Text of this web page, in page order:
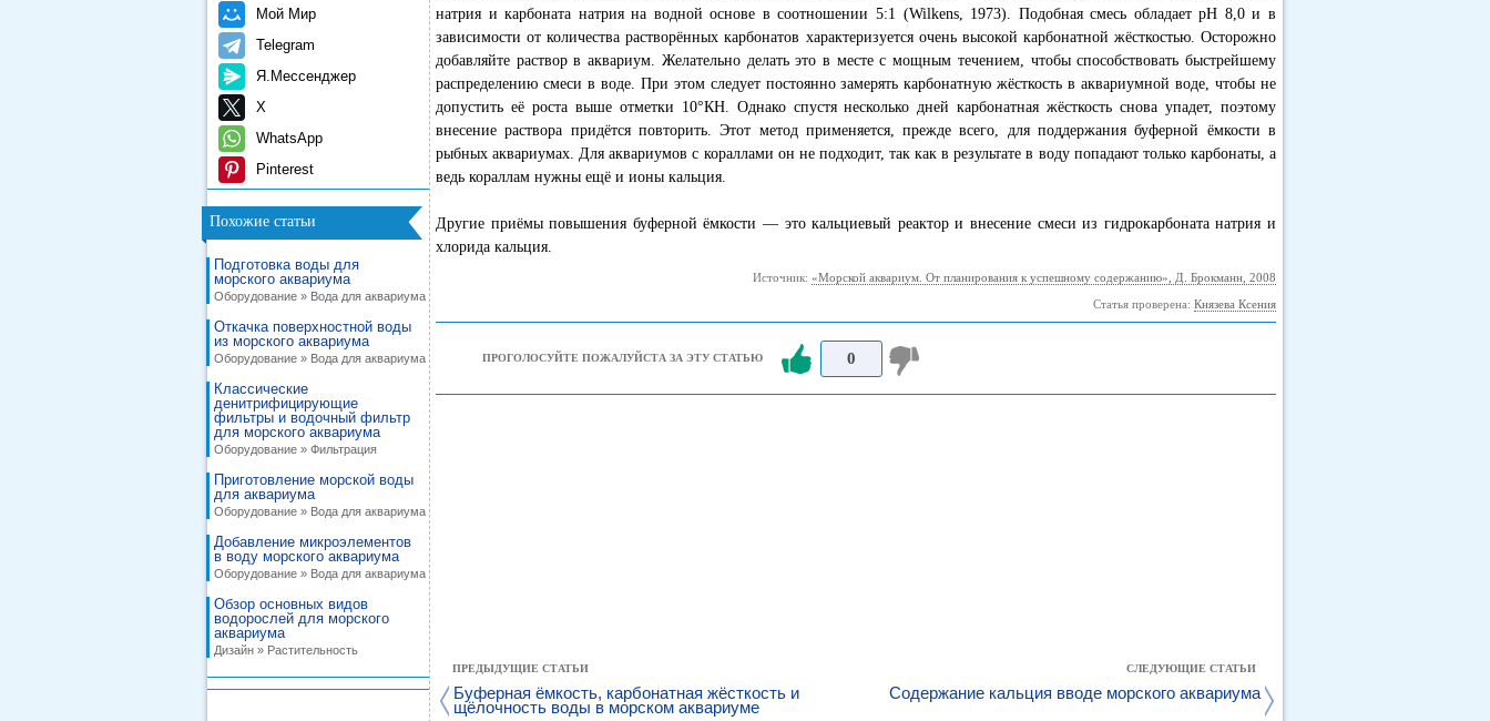
Мой Мир
Telegram
Я.Мессенджер
X
WhatsApp
Pinterest
Похожие статьи
Подготовка воды для
морского аквариума
Оборудование » Вода для аквариума
Откачка поверхностной воды
из морского аквариума
Оборудование » Вода для аквариума
Классические
денитрифицирующие
фильтры и водочный фильтр
для морского аквариума
Оборудование » Фильтрация
Приготовление морской воды
для аквариума
Оборудование » Вода для аквариума
Добавление микроэлементов
в воду морского аквариума
Оборудование » Вода для аквариума
Обзор основных видов
водорослей для морского
аквариума
Дизайн » Растительность
натрия и карбоната натрия на водной основе в соотношении 5:1 (Wilkens, 1973). Подобная смесь обладает pH 8,0 и в
зависимости от количества растворённых карбонатов характеризуется очень высокой карбонатной жёсткостью. Осторожно
добавляйте раствор в аквариум. Желательно делать это в месте с мощным течением, чтобы способствовать быстрейшему
распределению смеси в воде. При этом следует постоянно замерять карбонатную жёсткость в аквариумной воде, чтобы не
допустить её роста выше отметки 10°КН. Однако спустя несколько дней карбонатная жёсткость снова упадет, поэтому
внесение раствора придётся повторить. Этот метод применяется, прежде всего, для поддержания буферной ёмкости в
рыбных аквариумах. Для аквариумов с кораллами он не подходит, так как в результате в воду попадают только карбонаты, а
ведь кораллам нужны ещё и ионы кальция.
Другие приёмы повышения буферной ёмкости — это кальциевый реактор и внесение смеси из гидрокарбоната натрия и
хлорида кальция.
Источник: «Морской аквариум. От планирования к успешному содержанию», Д. Брокманн, 2008
Статья проверена: Князева Ксения
ПРОГОЛОСУЙТЕ ПОЖАЛУЙСТА ЗА ЭТУ СТАТЬЮ 0
ПРЕДЫДУЩИЕ СТАТЬИ
Буферная ёмкость, карбонатная жёсткость и
щёлочность воды в морском аквариуме
СЛЕДУЮЩИЕ СТАТЬИ
Содержание кальция вводе морского аквариума